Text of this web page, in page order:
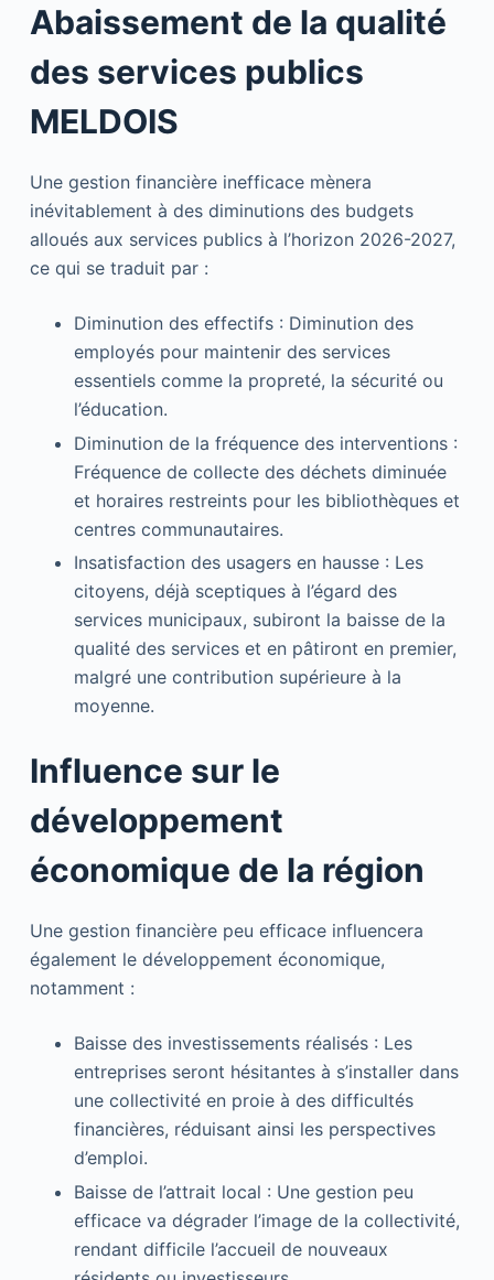
Abaissement de la qualité
des services publics
MELDOIS
Une gestion financière inefficace mènera
inévitablement à des diminutions des budgets
alloués aux services publics à l’horizon 2026-2027,
ce qui se traduit par :
Diminution des effectifs : Diminution des
employés pour maintenir des services
essentiels comme la propreté, la sécurité ou
l’éducation.
Diminution de la fréquence des interventions :
Fréquence de collecte des déchets diminuée
et horaires restreints pour les bibliothèques et
centres communautaires.
Insatisfaction des usagers en hausse : Les
citoyens, déjà sceptiques à l’égard des
services municipaux, subiront la baisse de la
qualité des services et en pâtiront en premier,
malgré une contribution supérieure à la
moyenne.
Influence sur le
développement
économique de la région
Une gestion financière peu efficace influencera
également le développement économique,
notamment :
Baisse des investissements réalisés : Les
entreprises seront hésitantes à s’installer dans
une collectivité en proie à des difficultés
financières, réduisant ainsi les perspectives
d’emploi.
Baisse de l’attrait local : Une gestion peu
efficace va dégrader l’image de la collectivité,
rendant difficile l’accueil de nouveaux